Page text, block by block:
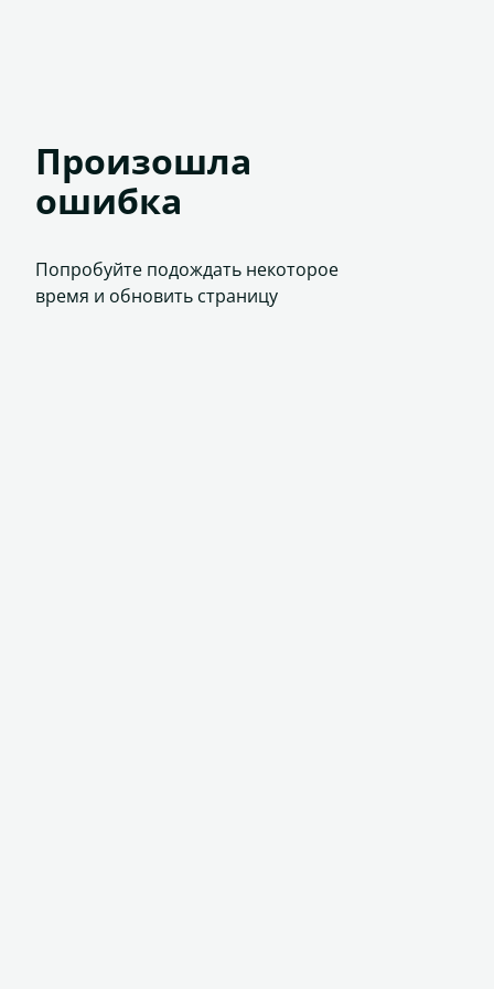
Произошла
ошибка
Попробуйте подождать некоторое
время и обновить страницу